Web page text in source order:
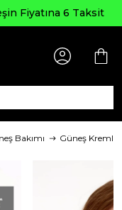
Fiyatına 6 Taksit
Bakımı Güneş